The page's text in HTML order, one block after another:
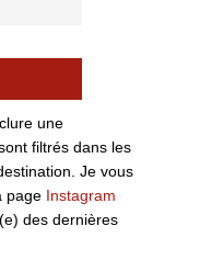
une
filtrés dans les
Je vous
page Instagram
des dernières